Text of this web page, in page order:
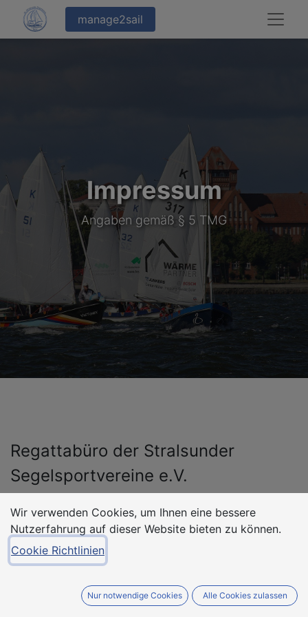
manage2sail
Impressum
Angaben gemäß § 5 TMG
Regattabüro der Stralsunder
Segelsportvereine e.V.
Zum Kleinen Dänholm 21, 18439 Stralsund
organisation@stralsunder-segelwoche.org
Vereinsregister: VR 571
Vertreten durch:
Wir verwenden Cookies, um Ihnen eine bessere
Nutzerfahrung auf dieser Website bieten zu können.
Cookie Richtlinien
Nur notwendige Cookies Alle Cookies zulassen